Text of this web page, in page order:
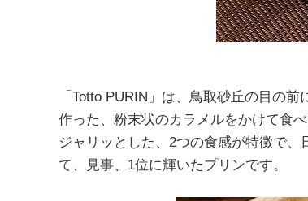
「Totto PURIN」は、鳥取砂丘の目の
作った、粉末状のカラメルをかけて食
ジャリッとした、2つの食感が特徴で
て、見事、1位に輝いたプリンです。